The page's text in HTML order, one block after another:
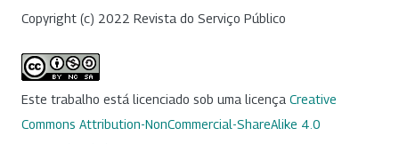
Copyright (c) 2022 Revista do Serviço Público
Este trabalho está licenciado sob uma licença Creative
Commons Attribution-NonCommercial-ShareAlike 4.0